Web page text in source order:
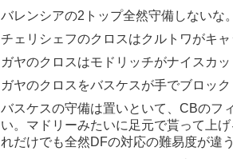
バレンシアの2トップ全然守備しないな
チェリシェフのクロスはクルトワがキ
ガヤのクロスはモドリッチがナイスカ
ガヤのクロスをバスケスが手でブロッ
バスケスの守備は置いといて、CBのフ
い。マドリーみたいに足元で貰って上
れだけでも全然DFの対応の難易度が違